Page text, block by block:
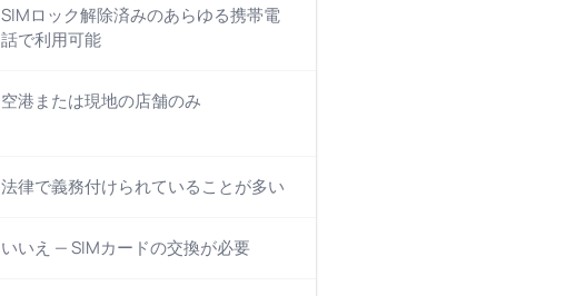
SIMロック解除済みのあらゆる携帯電
話で利用可能
空港または現地の店舗のみ
法律で義務付けられていることが多い
いいえ — SIMカードの交換が必要